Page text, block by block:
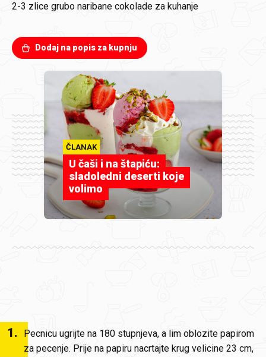
2-3 zlice grubo naribane cokolade za kuhanje
Dodaj na popis za kupnju
ČLANAK
U čaši i na štapiću:
sladoledni deserti koje
volimo
1.
Pecnicu ugrijte na 180 stupnjeva, a lim oblozite papirom
za pecenje. Prije na papiru nacrtajte krug velicine 23 cm,